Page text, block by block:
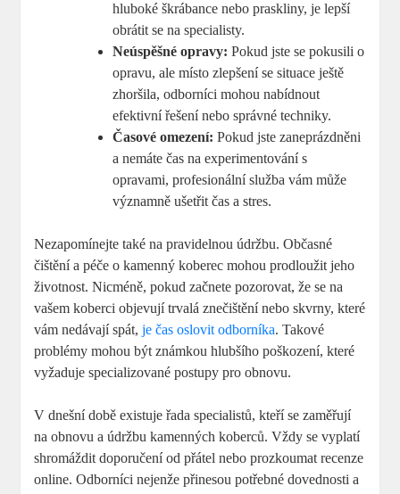
hluboké škrábance nebo praskliny, je lepší
obrátit se na specialisty.
Neúspěšné opravy: Pokud jste se pokusili o
opravu, ale místo zlepšení se situace ještě
zhoršila, odborníci mohou nabídnout
efektivní řešení nebo správné techniky.
Časové omezení: Pokud jste zaneprázdněni
a nemáte čas na experimentování s
opravami, profesionální služba vám může
významně ušetřit čas a stres.
Nezapomínejte také na pravidelnou údržbu. Občasné
čištění a péče o kamenný koberec mohou prodloužit jeho
životnost. Nicméně, pokud začnete pozorovat, že se na
vašem koberci objevují trvalá znečištění nebo skvrny, které
vám nedávají spát,je čas oslovit odborníka. Takové
problémy mohou být známkou hlubšího poškození, které
vyžaduje specializované postupy pro obnovu.
V dnešní době existuje řada specialistů, kteří se zaměřují
na obnovu a údržbu kamenných koberců. Vždy se vyplatí
shromáždit doporučení od přátel nebo prozkoumat recenze
online. Odborníci nejenže přinesou potřebné dovednosti a